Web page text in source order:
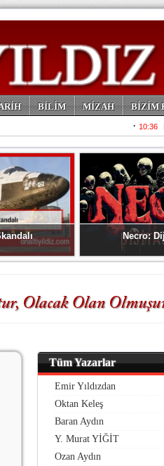
BİLİM MİZAH
BİZİM
Necro:
Tüm Yazarlar
Emir Yıldızdan
Oktan Keleş
Baran Aydın
Y. Murat YİĞİT
Ozan Aydın